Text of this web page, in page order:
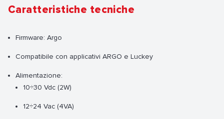
Caratteristiche tecniche
Firmware: Argo
Compatibile con applicativi ARGO e Luckey
Alimentazione:
10÷30 Vdc (2W)
12÷24 Vac (4VA)